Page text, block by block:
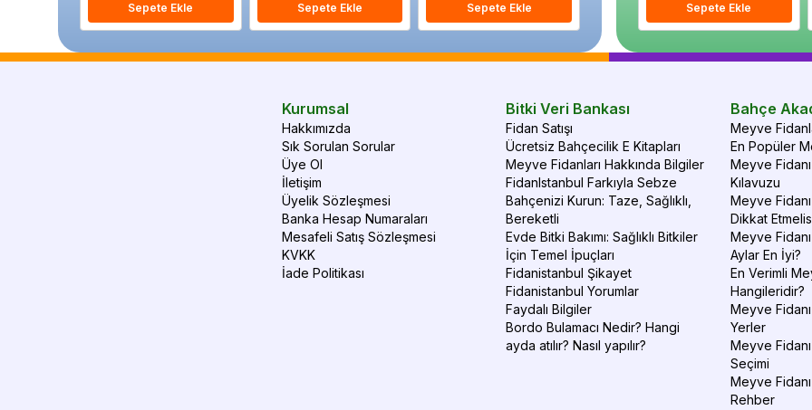
Sepete Ekle Sepete Ekle Sepete Ekle Sepete EkleSepete Ekle
Kurumsal
Hakkımızda
Sık Sorulan Sorular
Üye Ol
İletişim
Üyelik Sözleşmesi
Banka Hesap Numaraları
Mesafeli Satış Sözleşmesi
KVKK
İade Politikası
Bitki Veri Bankası
Fidan Satışı
Ücretsiz Bahçecilik E Kitapları
Meyve Fidanları Hakkında Bilgiler
FidanIstanbul Farkıyla Sebze
Bahçenizi Kurun: Taze, Sağlıklı,
Bereketli
Evde Bitki Bakımı: Sağlıklı Bitkiler
İçin Temel İpuçları
Fidanistanbul Şikayet
Fidanistanbul Yorumlar
Faydalı Bilgiler
Bordo Bulamacı Nedir? Hangi
ayda atılır? Nasıl yapılır?
Bahçe
Meyve
En Popüler
Meyve
Kılavuzu
Meyve
Dikkat
Meyve
Aylar En İyi?
En Verimli
Hangileridir?
Meyve
Yerler
Meyve
Seçimi
Meyve Fidanı
Rehber